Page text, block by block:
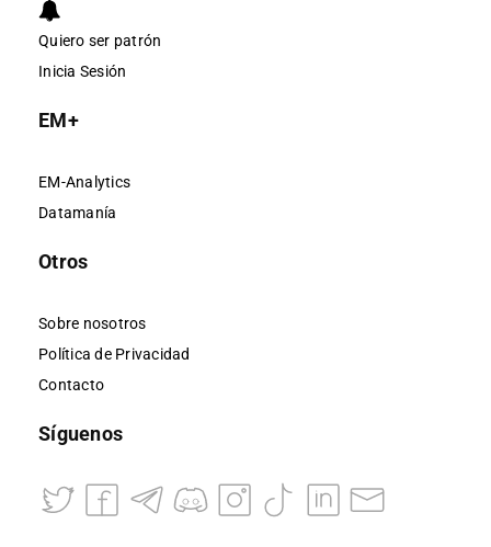
Quiero ser patrón
Inicia Sesión
EM+
EM-Analytics
Datamanía
Otros
Sobre nosotros
Política de Privacidad
Contacto
Síguenos